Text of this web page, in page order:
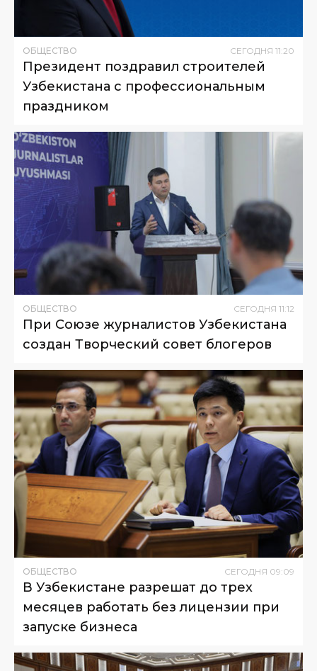
ОБЩЕСТВО СЕГОДНЯ 11:20
Президент поздравил строителей
Узбекистана с профессиональным
праздником
ОБЩЕСТВО СЕГОДНЯ 11:12
При Союзе журналистов Узбекистана
создан Творческий совет блогеров
ОБЩЕСТВО СЕГОДНЯ 09:09
В Узбекистане разрешат до трех
месяцев работать без лицензии при
запуске бизнеса